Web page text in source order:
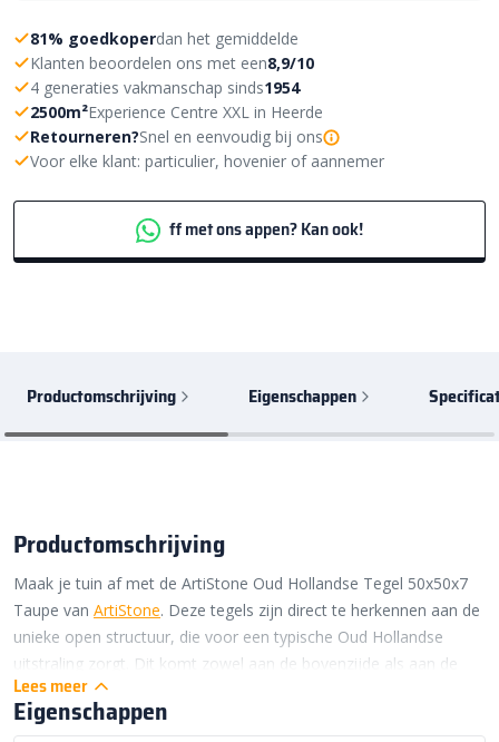
81% goedkoperdan het gemiddelde
Klanten beoordelen ons met een8,9/10
4 generaties vakmanschap sinds1954
2500m²Experience Centre XXL in Heerde
Retourneren?Snel en eenvoudig bij ons
Voor elke klant: particulier, hovenier of aannemer
ff met ons appen? Kan ook!
Productomschrijving Eigenschappen
Productomschrijving
Maak je tuin af met de ArtiStone Oud Hollandse Tegel 50x50x7
Taupe van ArtiStone. Deze tegels zijn direct te herkennen aan de
unieke open structuur, die voor een typische Oud Hollandse
uitstraling zorgt. Dit komt zowel aan de bovenzijde als aan de
zijkanten mooi naar boven. Daarom kunnen de tegels niet alleen
liggend, maar ook staand worden verwerkt. Denk bijvoorbeeld
Lees meer
Eigenschappen